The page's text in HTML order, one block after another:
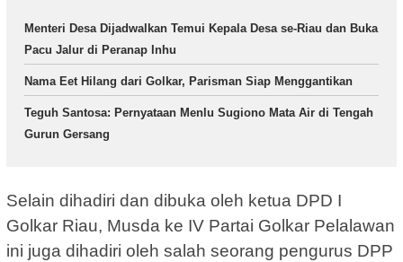
Menteri Desa Dijadwalkan Temui Kepala Desa se-Riau dan Buka
Pacu Jalur di Peranap Inhu
Nama Eet Hilang dari Golkar, Parisman Siap Menggantikan
Teguh Santosa: Pernyataan Menlu Sugiono Mata Air di Tengah
Gurun Gersang
Selain dihadiri dan dibuka oleh ketua DPD I
Golkar Riau, Musda ke IV Partai Golkar Pelalawan
ini juga dihadiri oleh salah seorang pengurus DPP